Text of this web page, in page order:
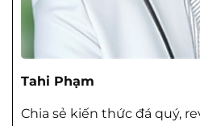
Tahi Phạm
Chia sẻ kiến thức đá quý,